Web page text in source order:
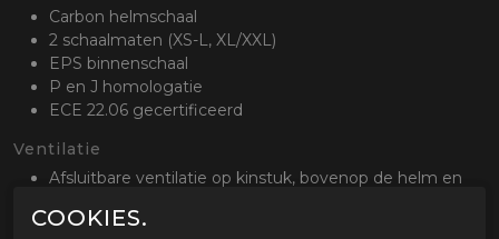
Carbon helmschaal
2 schaalmaten (XS-L, XL/XXL)
EPS binnenschaal
P en J homologatie
ECE 22.06 gecertificeerd
Ventilatie
Afsluitbare ventilatie op kinstuk, bovenop de helm en
Creëert een actieve luchstroom door de helm
COOKIES.